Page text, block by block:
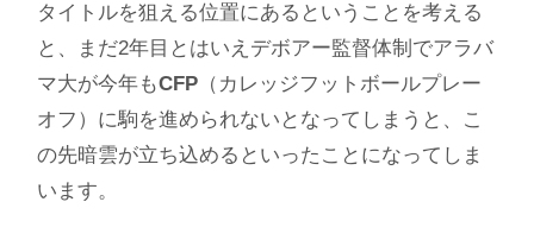
タイトルを狙える位置にあるということを考える
と、まだ2年目とはいえデボアー監督体制でアラバ
マ大が今年もCFP （カレッジフットボールプレー
オフ）に駒を進められないとなってしまうと、こ
の先暗雲が立ち込めるといったことになってしま
います。